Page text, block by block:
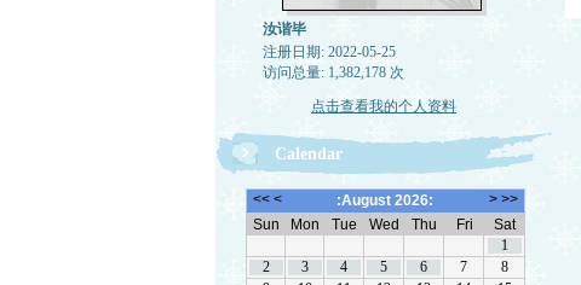
汝谐毕
注册日期: 2022-05-25
访问总量: 1,382,178 次
点击查看我的个人资料
Calendar